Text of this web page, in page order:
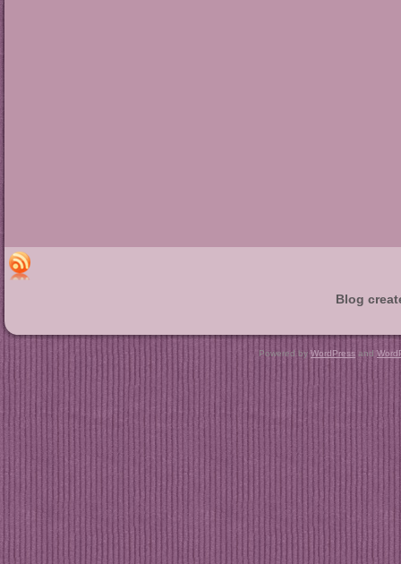
Blog
Copyright ©
Powered by WordPress and